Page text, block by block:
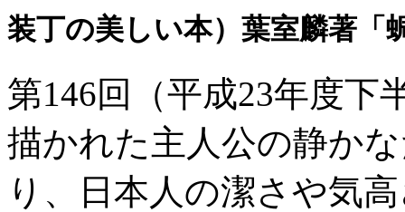
装丁の美しい本）葉室麟著「
第146回（平成23年度下
描かれた主人公の静か
り、日本人の潔さや気